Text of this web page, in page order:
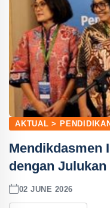
AKTUAL > PENDIDIKAN
Mendikdasmen
dengan
02 JUNE 2026